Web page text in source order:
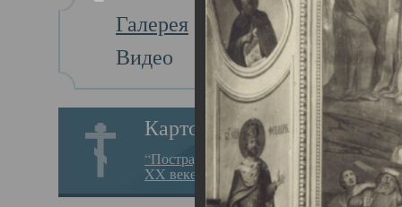
Галерея
Видео
Картотека
“Пострадавшие за веру в
XX веке на Севере”
Главная